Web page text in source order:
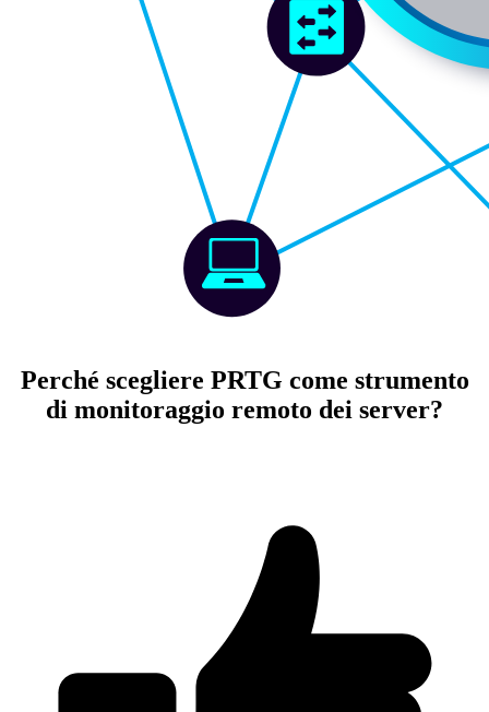
Perché scegliere PRTG come strumento
di monitoraggio remoto dei server?